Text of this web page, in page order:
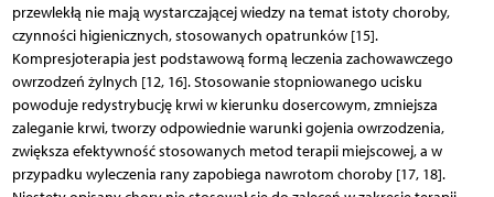
przewlekłą nie mają wystarczającej wiedzy na temat istoty choroby,
czynności higienicznych, stosowanych opatrunków [15].
Kompresjoterapia jest podstawową formą leczenia zachowawczego
owrzodzeń żylnych [12, 16]. Stosowanie stopniowanego ucisku
powoduje redystrybucję krwi w kierunku dosercowym, zmniejsza
zaleganie krwi, tworzy odpowiednie warunki gojenia owrzodzenia,
zwiększa efektywność stosowanych metod terapii miejscowej, a w
przypadku wyleczenia rany zapobiega nawrotom choroby [17, 18].